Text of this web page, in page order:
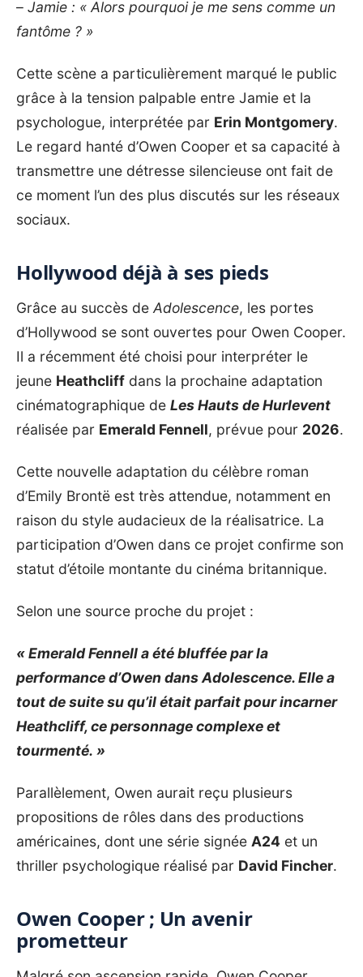
– Jamie : « Alors pourquoi je me sens comme un
fantôme ? »
Cette scène a particulièrement marqué le public
grâce à la tension palpable entre Jamie et la
psychologue, interprétée par Erin Montgomery.
Le regard hanté d’Owen Cooper et sa capacité à
transmettre une détresse silencieuse ont fait de
ce moment l’un des plus discutés sur les réseaux
sociaux.
Hollywood déjà à ses pieds
Grâce au succès de Adolescence, les portes
d’Hollywood se sont ouvertes pour Owen Cooper.
Il a récemment été choisi pour interpréter le
jeune Heathcliff dans la prochaine adaptation
cinématographique de Les Hauts de Hurlevent
réalisée par Emerald Fennell, prévue pour 2026.
Cette nouvelle adaptation du célèbre roman
d’Emily Brontë est très attendue, notamment en
raison du style audacieux de la réalisatrice. La
participation d’Owen dans ce projet confirme son
statut d’étoile montante du cinéma britannique.
Selon une source proche du projet :
« Emerald Fennell a été bluffée par la
performance d’Owen dans Adolescence. Elle a
tout de suite su qu’il était parfait pour incarner
Heathcliff, ce personnage complexe et
tourmenté. »
Parallèlement, Owen aurait reçu plusieurs
propositions de rôles dans des productions
américaines, dont une série signée A24 et un
thriller psychologique réalisé par David Fincher.
Owen Cooper ; Un avenir
prometteur